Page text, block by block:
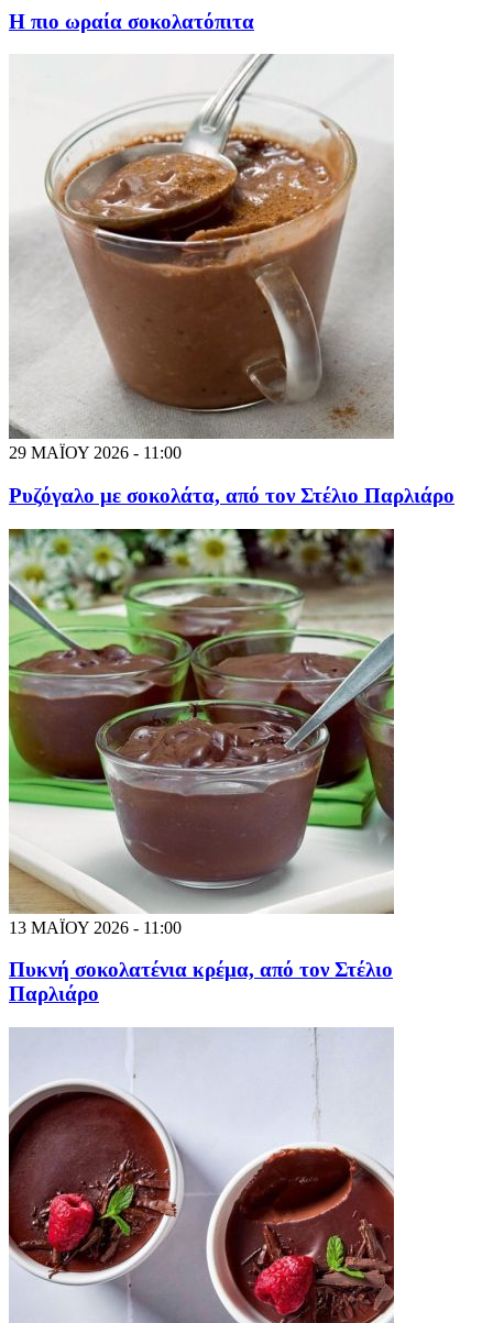
Η πιο ωραία σοκολατόπιτα
29 ΜΑΪΟΥ 2026 - 11:00
Ρυζόγαλο με σοκολάτα, από τον Στέλιο Παρλιάρο
13 ΜΑΪΟΥ 2026 - 11:00
Πυκνή σοκολατένια κρέμα, από τον Στέλιο
Παρλιάρο